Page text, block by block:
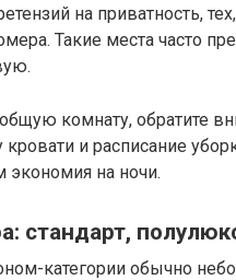
на приватность,
Такие места часто
комнату, обратите
и расписание
экономия на ночи.
стандарт,
категории обычно